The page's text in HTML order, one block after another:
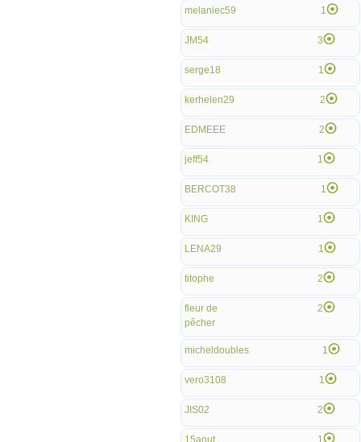
melaniec59 1
JM54 3
serge18 1
kerhelen29 2
EDMEEE 2
jeff54 1
BERCOT38 1
KING 1
LENA29 1
titophe 2
fleur de
pêcher
2
micheldoubles 1
vero3108 1
JIS02 2
15aout 1